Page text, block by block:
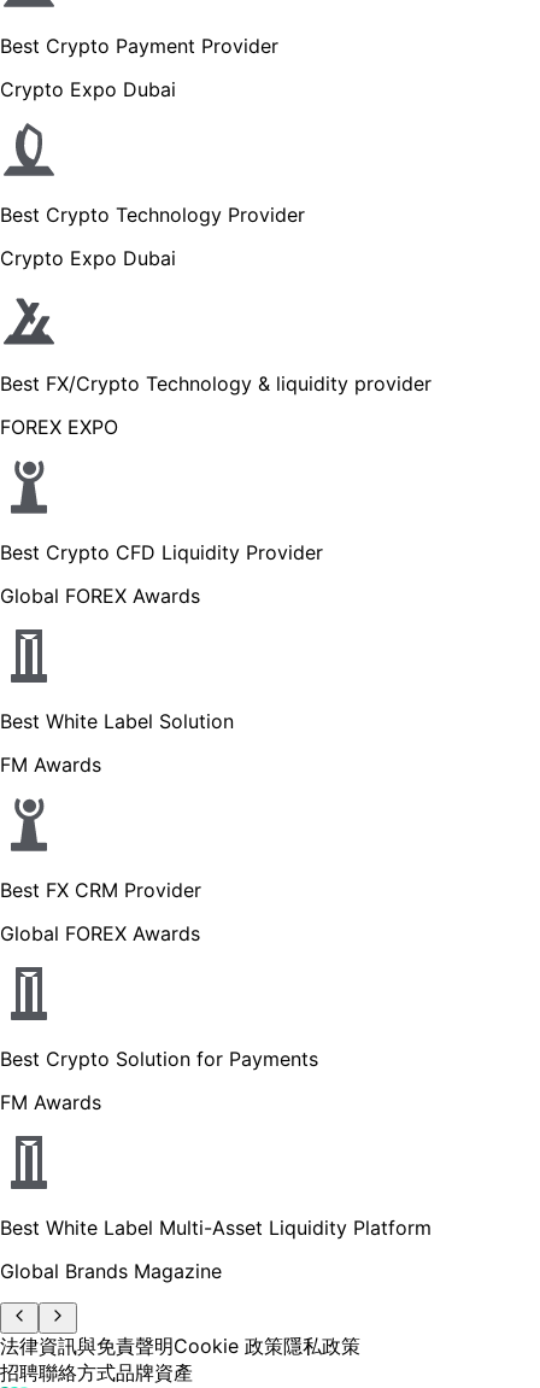
Best Crypto Payment Provider
Crypto Expo Dubai
Best Crypto Technology Provider
Crypto Expo Dubai
Best FX/Crypto Technology & liquidity provider
FOREX EXPO
Best Crypto CFD Liquidity Provider
Global FOREX Awards
Best White Label Solution
FM Awards
Best FX CRM Provider
Global FOREX Awards
Best Crypto Solution for Payments
FM Awards
Best White Label Multi-Asset Liquidity Platform
Global Brands Magazine
法律資訊與免責聲明Cookie 政策隱私政策
招聘聯絡方式品牌資產